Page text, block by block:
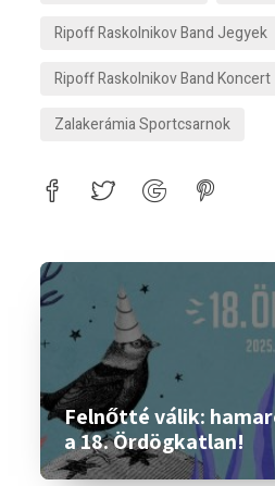
Ripoff Raskolnikov Band Jegyek
Ripoff Raskolnikov Band Koncert
Zalakerámia Sportcsarnok
Felnőtté válik:
a 18. Ördögkatlan!